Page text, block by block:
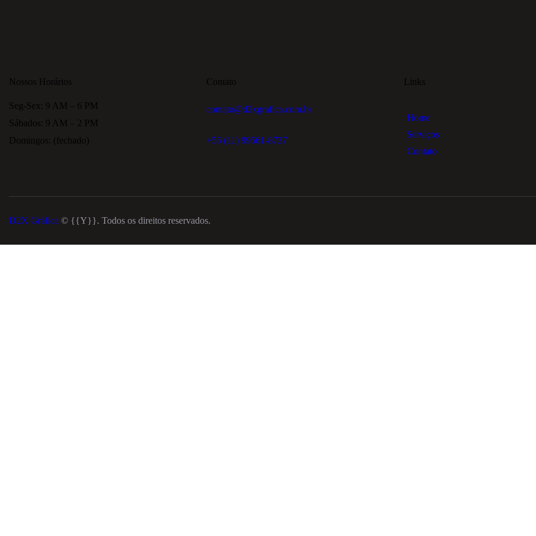
Nossos Horários
Seg-Sex: 9 AM – 6 PM
Sábados: 9 AM – 2 PM
Domingos: (fechado)
Contato
contato@d2xgrafica.com.br
+55 (11) 99561-8737
Links
Home
Serviços
Contato
D2X Gráfica © {{Y}}. Todos os direitos reservados.